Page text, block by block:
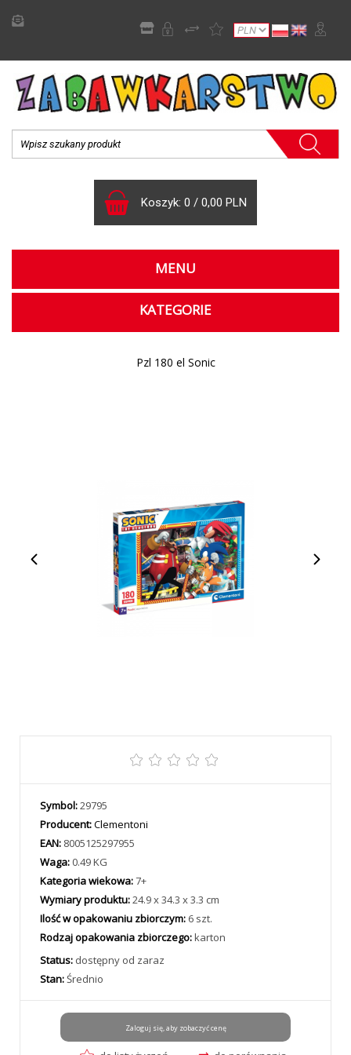
Koszyk: 0 / 0,00 PLN
MENU
KATEGORIE
Pzl 180 el Sonic
Symbol:29795
Producent:Clementoni
EAN: 8005125297955
Waga: 0.49 KG
Kategoria wiekowa:7+
Wymiary produktu:24.9 x 34.3 x 3.3 cm
Ilość w opakowaniu zbiorczym: 6 szt.
Rodzaj opakowania zbiorczego:karton
Status: dostępny od zaraz
Stan:Średnio
Zaloguj się, aby zobaczyć cenę